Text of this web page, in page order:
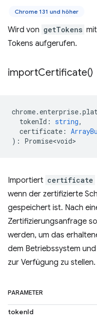
Chrome 131 und höher
Wird von getTokens
Tokens aufgerufen.
importCertificate()
chrome. enterprise.
tokenId : string,
certificate :
) : Promise<void>
Importiert certificate
wenn der zertifizierte
gespeichert ist. Nach
Zertifizierungsanfrage
werden, um das
dem Betriebssystem
zur Verfügung zu stellen.
PARAMETER
tokenId